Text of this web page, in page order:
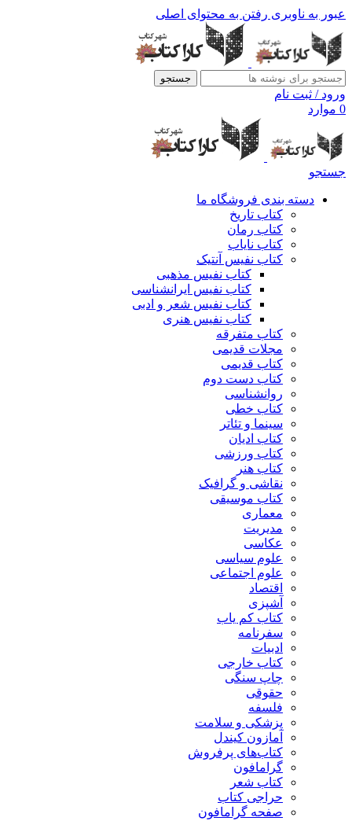
عبور به ناوبری رفتن به محتوای اصلی
جستجو
ورود / ثبت نام
0 موارد
جستجو
دسته بندی فروشگاه ما
کتاب تاریخ
کتاب رمان
کتاب نایاب
کتاب نفیس آنتیک
کتاب نفیس مذهبی
کتاب نفیس ایرانشناسی
کتاب نفیس شعر و ادبی
کتاب نفیس هنری
کتاب متفرقه
مجلات قدیمی
کتاب قدیمی
کتاب دست دوم
روانشناسی
کتاب خطی
سینما و تئاتر
کتاب ادیان
کتاب ورزشی
کتاب هنر
نقاشی و گرافیک
کتاب موسیقی
معماری
مدیریت
عکاسی
علوم سیاسی
علوم اجتماعی
اقتصاد
آشپزی
کتاب کم یاب
سفرنامه
ادبیات
کتاب خارجی
چاپ سنگی
حقوقی
فلسفه
پزشکی و سلامت
آمازون کیندل
کتاب‌های پرفروش
گرامافون
کتاب شعر
حراجی کتاب
صفحه گرامافون